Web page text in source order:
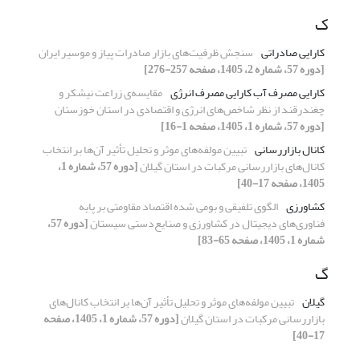
ک
کارایی صادراتی سنجش ظرفیت‌های بازار صادرات پیاز و موسیر ایران
[دوره 57، شماره 2، 1405، صفحه 257-276]
کارایی مصرف آب کارایی مصرف انرژی مقایسه‌ی زراعت نیشکر و
چغندرقند از نظر شاخص‌های انرژی و اقتصادی در استان خوزستان
[دوره 57، شماره 1، 1405، صفحه 1-16]
کانال بازاررسانی تبیین مولفه‌های موثر و تحلیل تأثیر آن‌ها بر انتخاب
کانال‌های بازاررسانی مرکبات در استان گیلان [دوره 57، شماره 1،
1405، صفحه 17-40]
کشاورزی الگوی تلفیقی و بومی شده اقتصاد مقاومتی بر پایه
فناوری‌های دیجیتال در کشاورزی و صنایع‌دستی سیستان [دوره 57،
شماره 1، 1405، صفحه 65-83]
گ
گیلان تبیین مولفه‌های موثر و تحلیل تأثیر آن‌ها بر انتخاب کانال‌های
بازاررسانی مرکبات در استان گیلان [دوره 57، شماره 1، 1405، صفحه
17-40]